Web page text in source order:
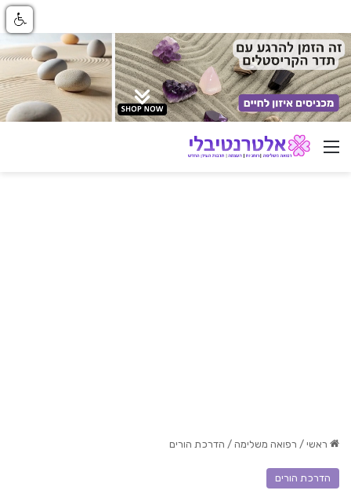
ניווט באתר
ראשי / רפואה משלימה / הדרכת הורים
הדרכת הורים